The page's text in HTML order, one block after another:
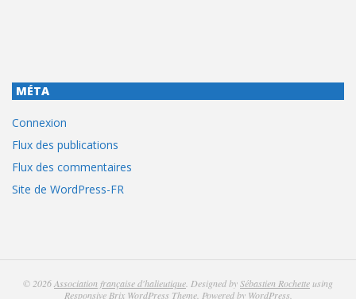
MÉTA
Connexion
Flux des publications
Flux des commentaires
Site de WordPress-FR
© 2026Association française d'halieutique. Designed bySébastien Rochetteusing
Responsive Brix WordPress Theme. Powered by WordPress.